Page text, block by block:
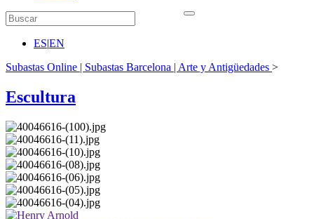
ES|EN
Subastas Online | Subastas Barcelona | Arte y Antigüedades >
Escultura